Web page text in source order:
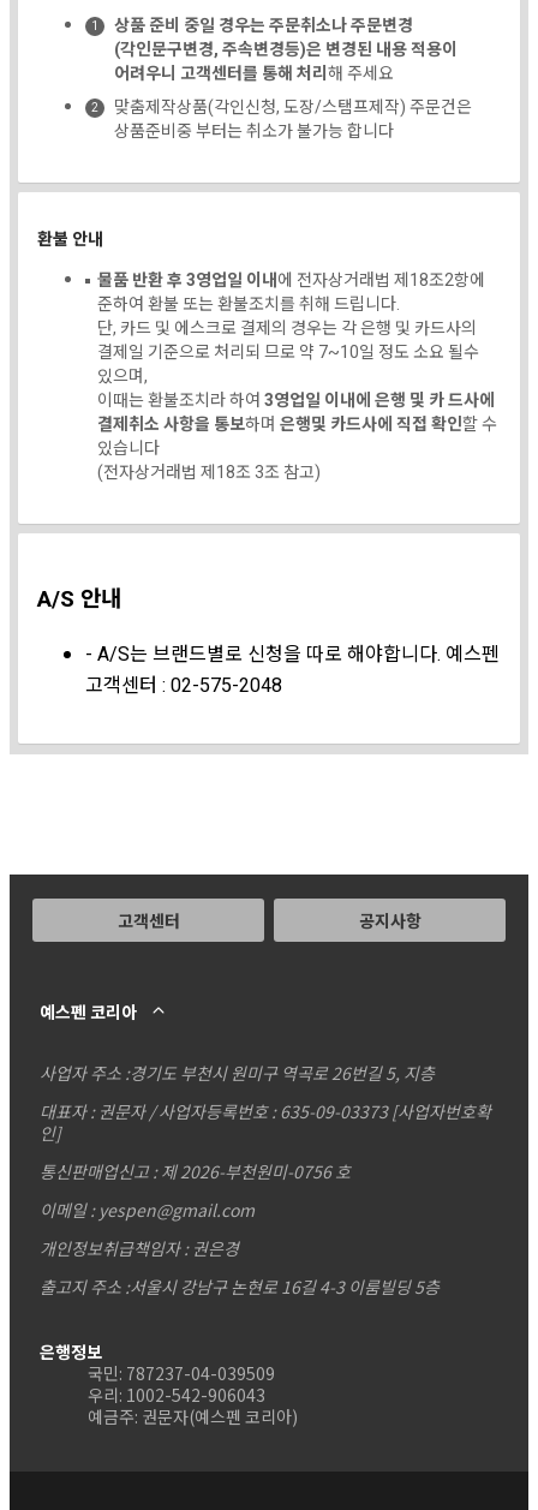
상품 준비 중일 경우는 주문취소나 주문변경
(각인문구변경, 주속변경등)은 변경된 내용 적용이
어려우니 고객센터를 통해 처리해 주세요
맞춤제작상품(각인신청, 도장/스탬프제작) 주문건은
상품준비중 부터는 취소가 불가능 합니다
환불 안내
물품 반환 후 3영업일 이내에 전자상거래법 제18조2항에
준하여 환불 또는 환불조치를 취해 드립니다.
단, 카드 및 에스크로 결제의 경우는 각 은행 및 카드사의
결제일 기준으로 처리되 므로 약 7~10일 정도 소요 될수
있으며,
이때는 환불조치라 하여3영업일 이내에 은행 및 카 드사에
결제취소 사항을 통보하며 은행및 카드사에 직접 확인할 수
있습니다
(전자상거래법 제18조 3조 참고)
A/S 안내
- A/S는 브랜드별로 신청을 따로 해야합니다. 예스펜
고객센터 : 02-575-2048
고객센터 공지사항
예스펜 코리아
사업자 주소 :경기도 부천시 원미구 역곡로 26번길 5, 지층
대표자 : 권문자 / 사업자등록번호 : 635-09-03373[사업자번호확
인]
통신판매업신고 : 제 2026-부천원미-0756 호
이메일 : yespen@gmail.com
개인정보취급책임자 : 권은경
출고지 주소 :서울시 강남구 논현로 16길 4-3 이룸빌딩 5층
은행정보
국민: 787237-04-039509
우리: 1002-542-906043
예금주: 권문자(예스펜 코리아)